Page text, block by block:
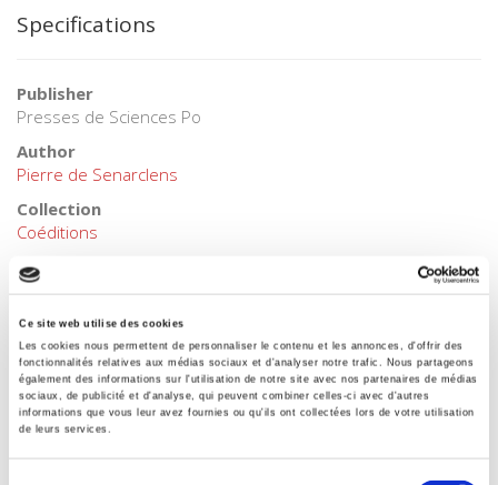
Ce site web utilise des cookies
Les cookies nous permettent de personnaliser le contenu et les annonces, d'offrir des
fonctionnalités relatives aux médias sociaux et d'analyser notre trafic. Nous partageons
également des informations sur l'utilisation de notre site avec nos partenaires de médias
sociaux, de publicité et d'analyse, qui peuvent combiner celles-ci avec d'autres
informations que vous leur avez fournies ou qu'ils ont collectées lors de votre utilisation
de leurs services.
Specifications
Publisher
Presses de Sciences Po
Author
Pierre de Senarclens
Collection
Coéditions
Language
French
Tags
International Relations
Publisher Category
>History field>History by subject
Publisher Category
>History